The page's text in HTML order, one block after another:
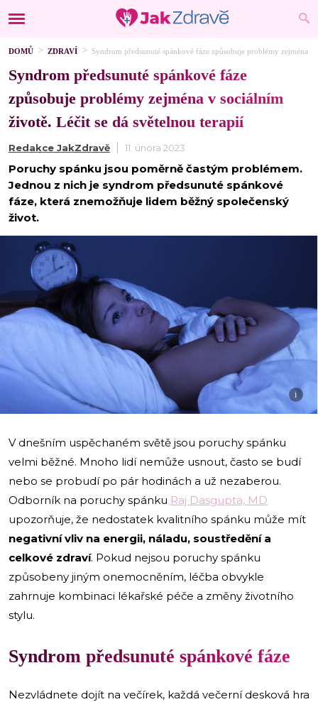
DOMŮ ZDRAVÍ Syndrom předsunuté spánkové fáze způsobuje problémy zejména
Syndrom předsunuté spánkové fáze
způsobuje problémy zejména v sociálním
životě. Léčit se dá světelnou terapií
Redakce JakZdravě 11. února 2023
Poruchy spánku jsou poměrně častým problémem.
Jednou z nich je syndrom předsunuté spánkové
fáze, která znemožňuje lidem běžný společenský
život.
i
V dnešním uspěchaném světě jsou poruchy spánku
velmi běžné. Mnoho lidí nemůže usnout, často se budí
nebo se probudí po pár hodinách a už nezaberou.
Odborník na poruchy spánku Raj Dasgupta, MD
upozorňuje, že nedostatek kvalitního spánku může mít
negativní vliv na energii, náladu, soustředění a
celkové zdraví. Pokud nejsou poruchy spánku
způsobeny jiným onemocněním, léčba obvykle
zahrnuje kombinaci lékařské péče a změny životního
stylu.
Syndrom předsunuté spánkové fáze
Nezvládnete dojít na večírek, každá večerní desková hra